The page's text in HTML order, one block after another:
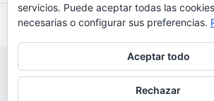
Creative Commons (CC) |Bard Tema
servicios. Puede aceptar todas las
necesarias o configurar sus preferencias.
Aceptar todo
Rechazar